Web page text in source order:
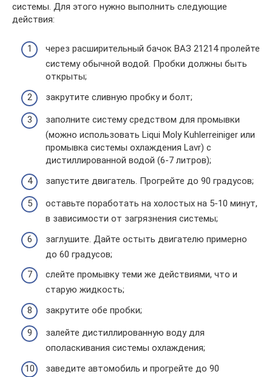
системы. Для этого нужно выполнить следующие
действия:
через расширительный бачок ВАЗ 21214 пролейте
систему обычной водой. Пробки должны быть
открыты;
закрутите сливную пробку и болт;
заполните систему средством для промывки
(можно использовать Liqui Moly Kuhlerreiniger или
промывка системы охлаждения Lavr) с
дистиллированной водой (6-7 литров);
запустите двигатель. Прогрейте до 90 градусов;
оставьте поработать на холостых на 5-10 минут,
в зависимости от загрязнения системы;
заглушите. Дайте остыть двигателю примерно
до 60 градусов;
слейте промывку теми же действиями, что и
старую жидкость;
закрутите обе пробки;
залейте дистиллированную воду для
ополаскивания системы охлаждения;
заведите автомобиль и прогрейте до 90